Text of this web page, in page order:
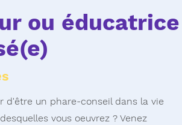
ou éducatrice
d'être un phare-conseil dans la vie
vous oeuvrez ? Venez